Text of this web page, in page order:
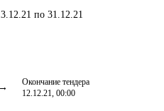
по 31.12.21
Окончание тендера
12.12.21, 00:00